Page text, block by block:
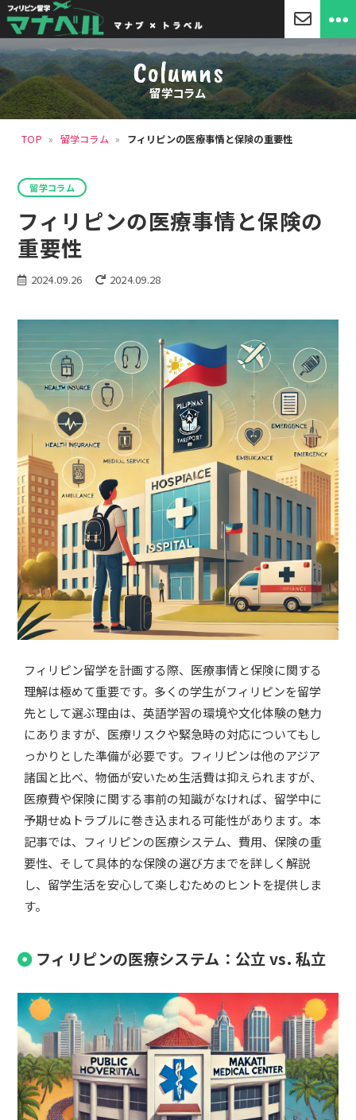
「マ
ナ
ベ
ル」
セ
ブ
Columns
留学コラム
TOP » 留学コラム » フィリピンの医療事情と保険の重要性
リ
ー
留学コラム
フィリピンの医療事情と保険の
重要性
2024.09.26 2024.09.28
フィリピン留学を計画する際、医療事情と保険に関する
理解は極めて重要です。多くの学生がフィリピンを留学
先として選ぶ理由は、英語学習の環境や文化体験の魅力
にありますが、医療リスクや緊急時の対応についてもし
っかりとした準備が必要です。フィリピンは他のアジア
諸国と比べ、物価が安いため生活費は抑えられますが、
医療費や保険に関する事前の知識がなければ、留学中に
予期せぬトラブルに巻き込まれる可能性があります。本
記事では、フィリピンの医療システム、費用、保険の重
要性、そして具体的な保険の選び方までを詳しく解説
し、留学生活を安心して楽しむためのヒントを提供しま
す。
フィリピンの医療システム：公立 vs. 私立